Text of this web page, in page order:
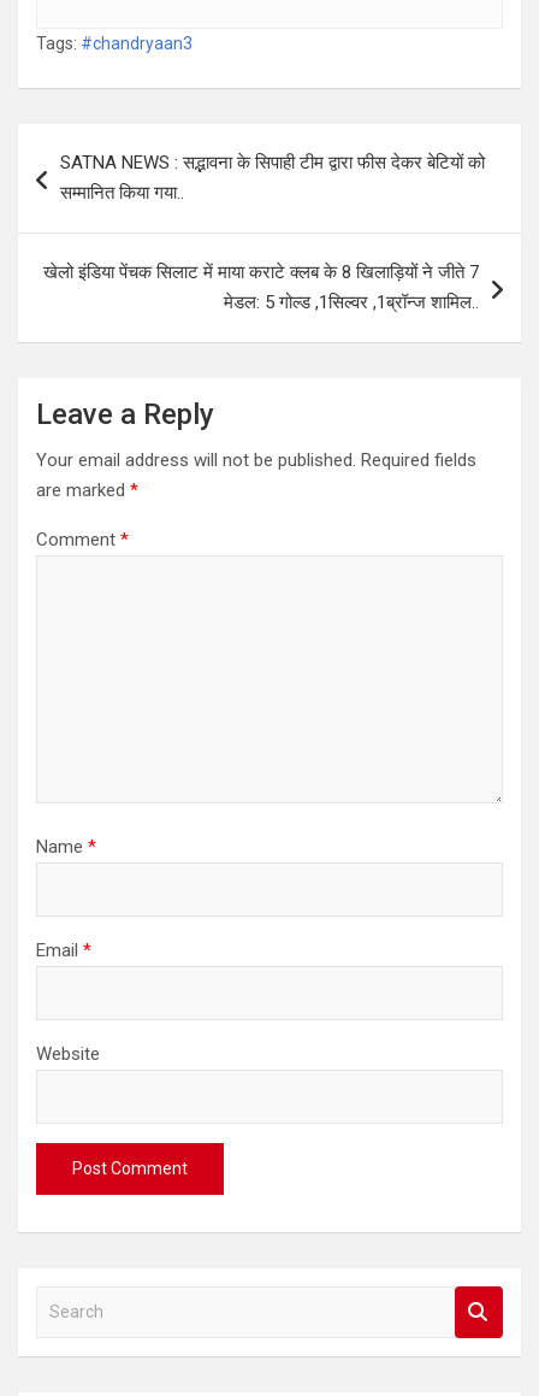
Tags: #chandryaan3
navigation
SATNA NEWS : सद्भावना के सिपाही टीम द्वारा फीस देकर बेटियों को
सम्मानित किया गया..
खेलो इंडिया पेंचक सिलाट में माया कराटे क्लब के 8 खिलाड़ियों ने जीते 7
मेडल: 5 गोल्ड ,1सिल्वर ,1ब्रॉन्ज शामिल..
Leave a Reply
Your email address will not be published. Required fields
are marked *
Comment *
Name *
Email *
Website
a